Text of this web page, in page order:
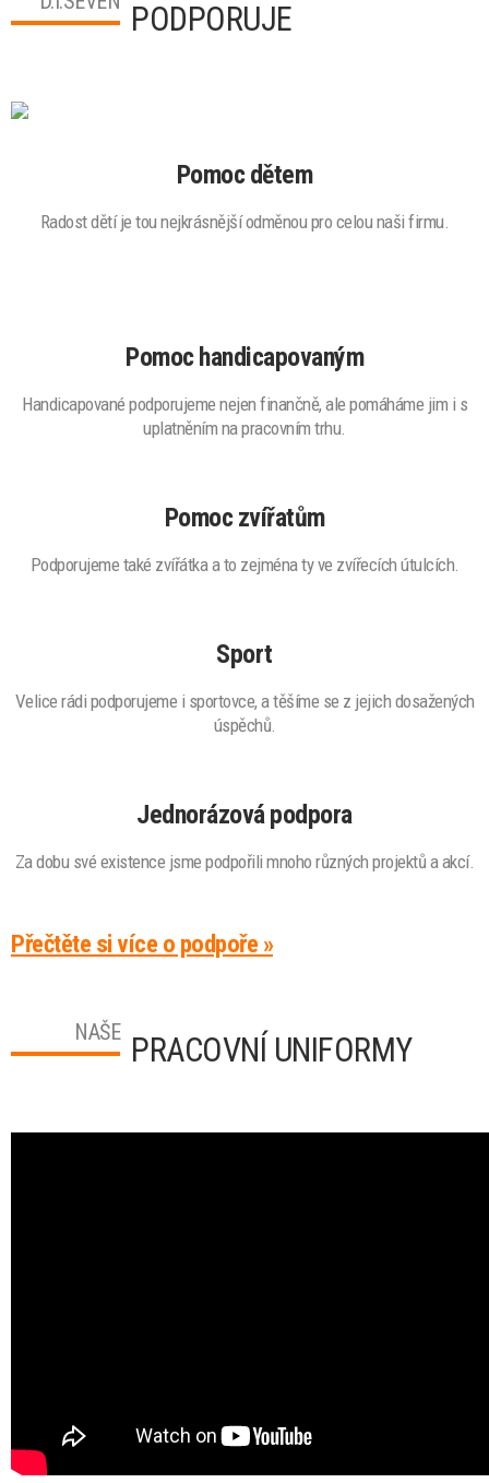
PODPORUJE
Pomoc dětem
Radost dětí je tou nejkrásnější odměnou pro celou naši firmu.
Pomoc handicapovaným
Handicapované podporujeme nejen finančně, ale pomáháme jim i s
uplatněním na pracovním trhu.
Pomoc zvířatům
Podporujeme také zvířátka a to zejména ty ve zvířecích útulcích.
Sport
Velice rádi podporujeme i sportovce, a těšíme se z jejich dosažených
úspěchů.
Jednorázová podpora
Za dobu své existence jsme podpořili mnoho různých projektů a akcí.
Přečtěte si více o podpoře »
NAŠE PRACOVNÍ UNIFORMY